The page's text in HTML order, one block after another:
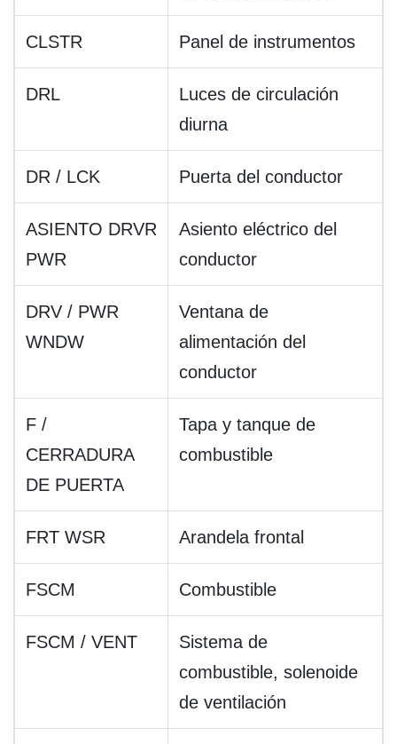
CLSTR Panel de instrumentos
DRL
Luces de circulación
diurna
DR / LCK Puerta del conductor
ASIENTO DRVR
PWR
Asiento eléctrico del
conductor
DRV / PWR
WNDW
Ventana de
alimentación del
conductor
F /
CERRADURA
DE PUERTA
Tapa y tanque de
combustible
FRT WSR Arandela frontal
FSCM Combustible
FSCM / VENT
Sistema de
combustible, solenoide
de ventilación